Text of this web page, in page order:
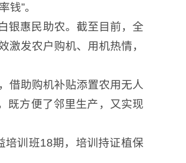
”。
银惠民助农。截至目前，全
发农户购机、用机热情，
借助购机补贴添置农用无人
既方便了邻里生产，又实现
培训班18期，培训持证植保